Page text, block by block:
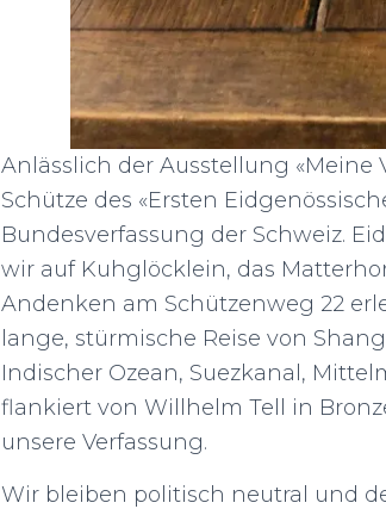
Anlässlich der Ausstellung «Meine
Schütze des «Ersten
Bundesverfassung der Schweiz.
wir auf Kuhglöcklein, das
Andenken am Schützenweg 22
lange, stürmische Reise von
Indischer Ozean, Suezkanal,
flankiert von Willhelm Tell in
unsere Verfassung.
Wir bleiben politisch neutral und